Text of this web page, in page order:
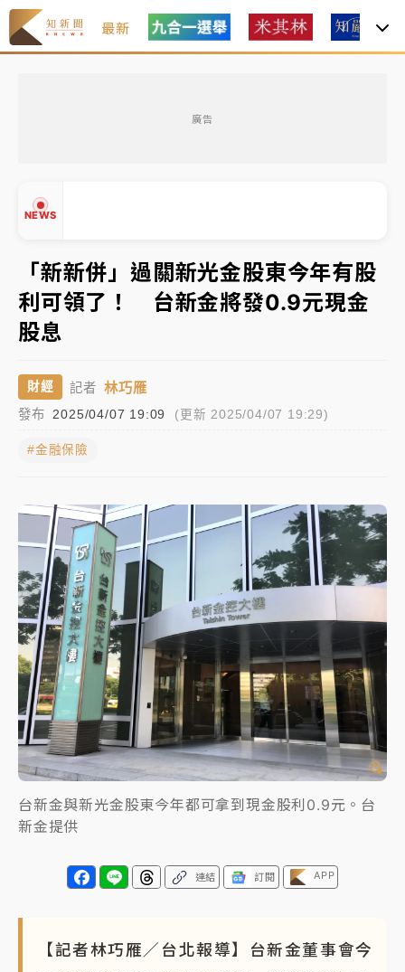
最新
廣告
NEWS
有片｜
連根拔起
中颱白海豚風雨來了！中部以北防豪雨 今晚、明天影
響最劇烈
白海豚逼近！北市水門只出不進 未移置車輛最高罰
4800＋拖吊費
油價持續凍漲！ 中油宣布下周一汽柴油價格維持不變
路鷹架倒塌壓2車
連根拔起
中颱白海豚風雨來了！中部以北防豪雨 今晚、明天影
響最劇烈
白海豚逼近！北市水門只出不進 未移置車輛最高罰
4800＋拖吊費
▼
「新新併」過關新光金股東今年有股
利可領了！ 台新金將發0.9元現金
股息
財經 記者 林巧雁
發布 2025/04/07 19:09 (更新 2025/04/07 19:29)
#金融保險
台新金與新光金股東今年都可拿到現金股利0.9元。台
新金提供
連結 訂閱 APP
【記者林巧雁／台北報導】台新金董事會今